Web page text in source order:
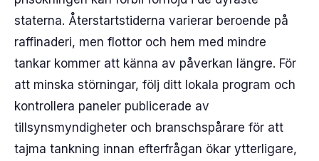
staterna. Återstartstiderna varierar beroende på
raffinaderi, men flottor och hem med mindre
tankar kommer att känna av påverkan längre. För
att minska störningar, följ ditt lokala program och
kontrollera paneler publicerade av
tillsynsmyndigheter och branschspårare för att
tajma tankning innan efterfrågan ökar ytterligare,